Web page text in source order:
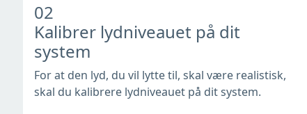
02
Kalibrer lydniveauet på dit
system
For at den lyd, du vil lytte til, skal være realistisk,
skal du kalibrere lydniveauet på dit system.